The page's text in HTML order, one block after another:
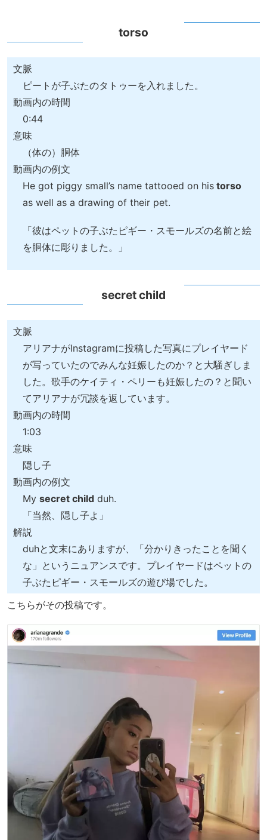
torso
文脈
ピートが子ぶたのタトゥーを入れました。
動画内の時間
0:44
意味
（体の）胴体
動画内の例文
He got piggy small’s name tattooed on his torso
as well as a drawing of their pet.
「彼はペットの子ぶたピギー・スモールズの名前と絵
を胴体に彫りました。」
secret child
文脈
アリアナがInstagramに投稿した写真にプレイヤード
が写っていたのでみんな妊娠したのか？と大騒ぎしま
した。歌手のケイティ・ペリーも妊娠したの？と聞い
てアリアナが冗談を返しています。
動画内の時間
1:03
意味
隠し子
動画内の例文
My secret child duh.
「当然、隠し子よ」
解説
duhと文末にありますが、「分かりきったことを聞く
な」というニュアンスです。プレイヤードはペットの
子ぶたピギー・スモールズの遊び場でした。
こちらがその投稿です。